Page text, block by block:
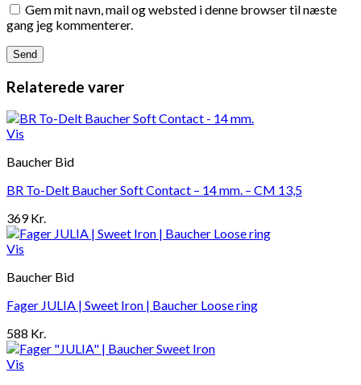
Gem mit navn, mail og websted i denne browser til næste
gang jeg kommenterer.
Relaterede varer
Vis
Baucher Bid
BR To-Delt Baucher Soft Contact – 14 mm. – CM 13,5
369Kr.
Vis
Baucher Bid
Fager JULIA | Sweet Iron | Baucher Loose ring
588 Kr.
Vis